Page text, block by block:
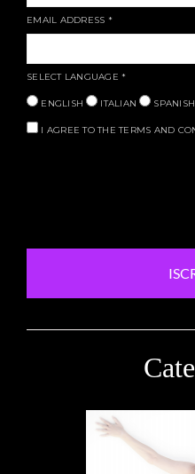
EMAIL ADDRESS *
SELECT LANGUAGE *
ENGLISH ITALIAN SPANISH
I AGREE TO THE TERMS AND